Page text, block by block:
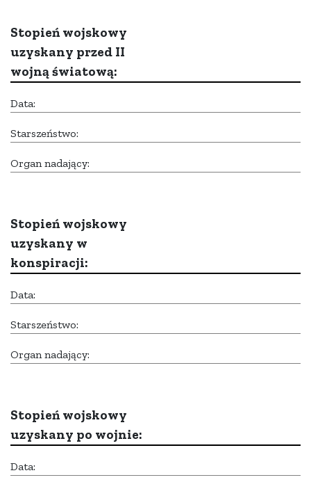
Stopień wojskowy
uzyskany przed II
wojną światową:
Data:
Starszeństwo:
Organ nadający:
Stopień wojskowy
uzyskany w
konspiracji:
Data:
Starszeństwo:
Organ nadający:
Stopień wojskowy
uzyskany po wojnie:
Data: